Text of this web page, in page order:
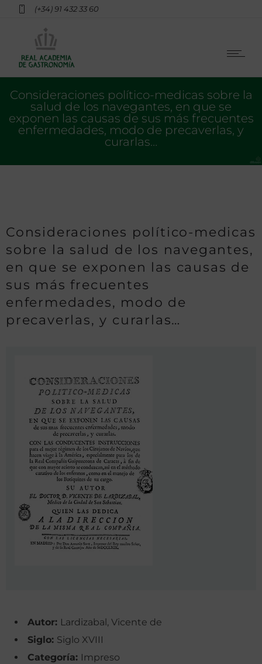
(+34) 91 432 33 60
Consideraciones político-medicas sobre la
salud de los navegantes, en que se
exponen las causas de sus más frecuentes
enfermedades, modo de precaverlas, y
curarlas…
Consideraciones político-medicas
sobre la salud de los navegantes,
en que se exponen las causas de
sus más frecuentes
enfermedades, modo de
precaverlas, y curarlas…
Autor: Lardizabal, Vicente de
Siglo: Siglo XVIII
Categoría: Impreso